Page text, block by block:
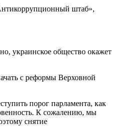
штаб»,
украинское общество окажет
с реформы Верховной
порог парламента, как
К сожалению, мы
снятие